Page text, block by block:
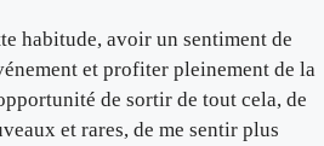
habitude, avoir un sentiment de
et profiter pleinement de la
de sortir de tout cela, de
et rares, de me sentir plus